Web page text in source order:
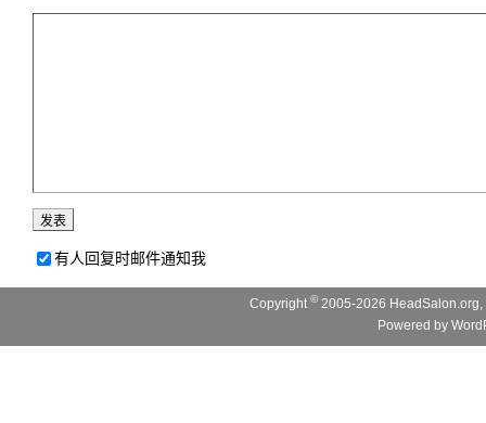
有人回复时邮件通知我
Copyright© 2005-2026
Powered by